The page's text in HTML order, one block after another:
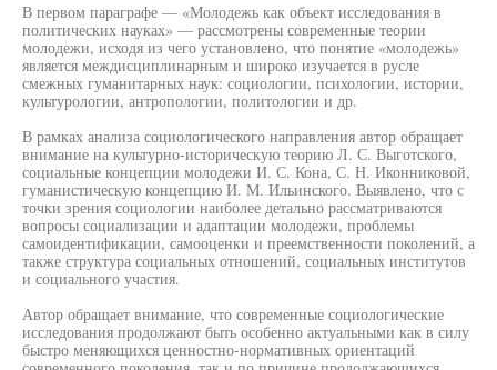
В первом параграфе — «Молодежь как объект исследования в
политических науках» — рассмотрены современные теории
молодежи, исходя из чего установлено, что понятие «молодежь»
является междисциплинарным и широко изучается в русле
смежных гуманитарных наук: социологии, психологии, истории,
культурологии, антропологии, политологии и др.
В рамках анализа социологического направления автор обращает
внимание на культурно-историческую теорию Л. С. Выготского,
социальные концепции молодежи И. С. Кона, С. Н. Иконниковой,
гуманистическую концепцию И. М. Ильинского. Выявлено, что с
точки зрения социологии наиболее детально рассматриваются
вопросы социализации и адаптации молодежи, проблемы
самоидентификации, самооценки и преемственности поколений, а
также структура социальных отношений, социальных институтов
и социального участия.
Автор обращает внимание, что современные социологические
исследования продолжают быть особенно актуальными как в силу
быстро меняющихся ценностно-нормативных ориентаций